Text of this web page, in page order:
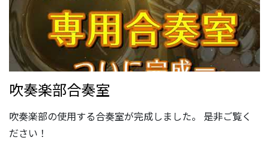
吹奏楽部合奏室
吹奏楽部の使用する合奏室が完成しました。 是非ご覧く
ださい！